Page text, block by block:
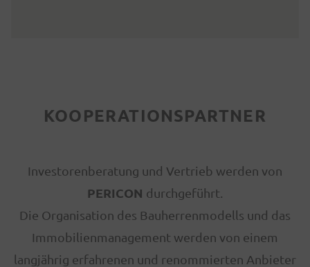
KOOPERATIONSPARTNER
Investorenberatung und Vertrieb werden von
PERICON durchgeführt.
Die Organisation des Bauherrenmodells und das
Immobilienmanagement werden von einem
langjährig erfahrenen und renommierten Anbieter